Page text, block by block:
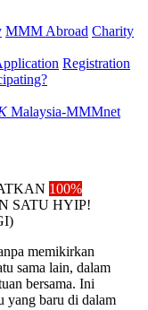
MMM Abroad Charity
Registration
Malaysia-MMMnet
100%
SATU HYIP!
memikirkan
sama lain, dalam
bersama. Ini
yang baru di dalam